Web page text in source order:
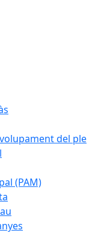
del ple
(PAM)